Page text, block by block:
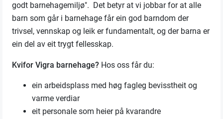
godt barnehagemiljø". Det betyr at vi jobbar for at alle
barn som går i barnehage får ein god barndom der
trivsel, vennskap og leik er fundamentalt, og der barna er
ein del av eit trygt fellesskap.
Kvifor Vigra barnehage? Hos oss får du:
ein arbeidsplass med høg fagleg bevisstheit og
varme verdiar
eit personale som heier på kvarandre